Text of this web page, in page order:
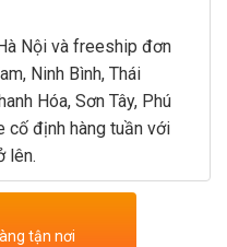
Nội và freeship đơn
Ninh Bình, Thái
Hóa, Sơn Tây, Phú
cố định hàng tuần với
lên.
tận nơi